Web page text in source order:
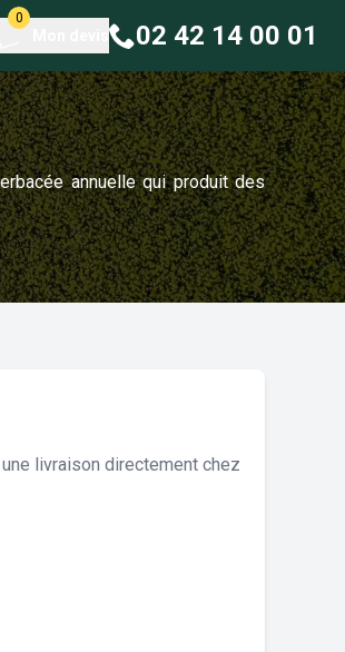
0
02 42 14 00 01
annuelle qui produit des
livraison directement chez